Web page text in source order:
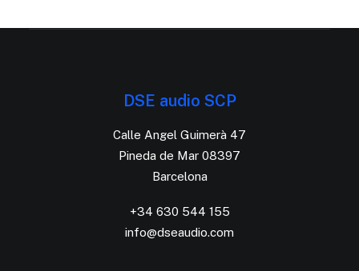
DSE audio SCP
Calle Angel Guimerà 47
Pineda de Mar 08397
Barcelona
+34 630 544 155
info@dseaudio.com